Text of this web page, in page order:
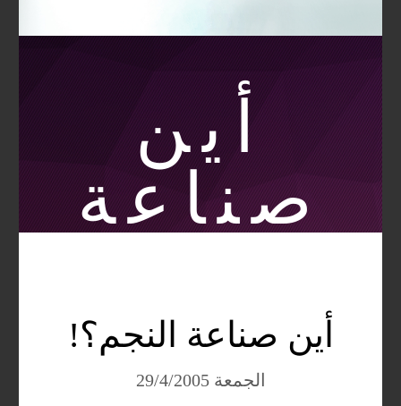
أين
صناعة
أين صناعة النجم؟!
الجمعة 29/4/2005